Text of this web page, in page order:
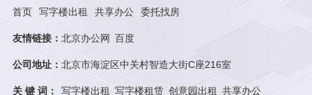
首页 写字楼出租 共享办公 委托找房
友情链接： 北京办公网 百度
公司地址： 北京市海淀区中关村智造大街C座216室
关 键 词： 写字楼出租 写字楼租赁 创意园出租 共享办公